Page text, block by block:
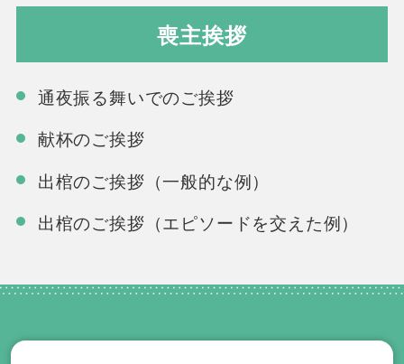
喪主挨拶
通夜振る舞いでのご挨拶
献杯のご挨拶
出棺のご挨拶（一般的な例）
出棺のご挨拶（エピソードを交えた例）